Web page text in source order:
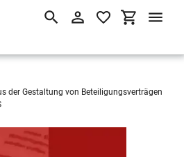
SuchenEinloggen
der Gestaltung von Beteiligungsverträgen